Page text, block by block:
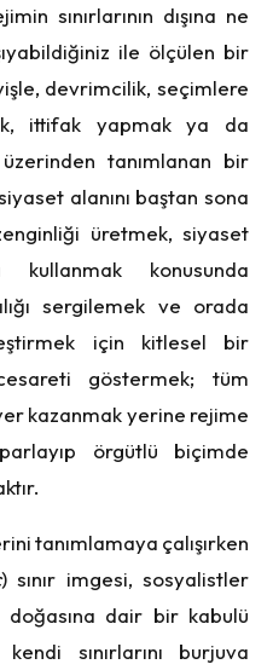
sınırlarının dışına ne
ile ölçülen bir
devrimcilik, seçimlere
ittifak yapmak ya da
tanımlanan bir
alanını baştan sona
üretmek, siyaset
kullanmak konusunda
sergilemek ve orada
için kitlesel bir
göstermek; tüm
kazanmak yerine rejime
örgütlü biçimde
tanımlamaya çalışırken
) sınır imgesi, sosyalistler
doğasına dair bir kabulü
sınırlarını burjuva